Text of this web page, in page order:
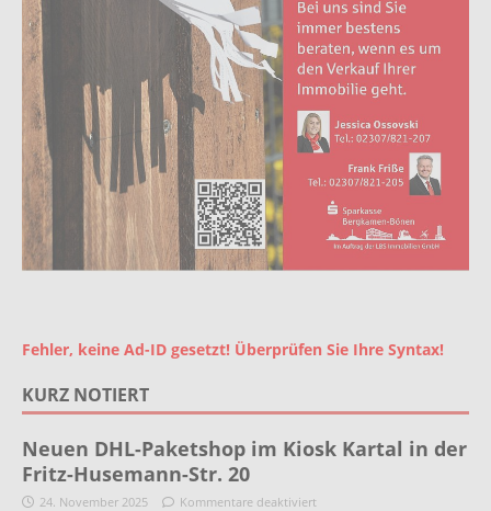
Fehler, keine Ad-ID gesetzt! Überprüfen Sie Ihre Syntax!
KURZ NOTIERT
Neuen DHL-Paketshop im Kiosk Kartal in der
Fritz-Husemann-Str. 20
24. November 2025 Kommentare deaktiviert